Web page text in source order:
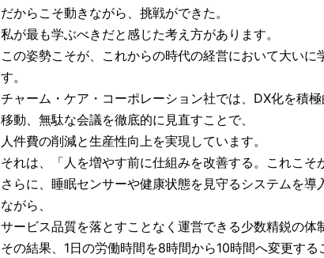
だからこそ動きながら、挑戦ができた。
私が最も学ぶべきだと感じた考え方があります。
この姿勢こそが、これからの時代の経営において大いに
す。
チャーム・ケア・コーポレーション社では、DX化を積
移動、無駄な会議を徹底的に見直すことで、
人件費の削減と生産性向上を実現しています。
それは、「人を増やす前に仕組みを改善する。これこそ
さらに、睡眠センサーや健康状態を見守るシステムを
ながら、
サービス品質を落とすことなく運営できる少数精鋭の体
その結果、1日の労働時間を8時間から10時間へ変更す